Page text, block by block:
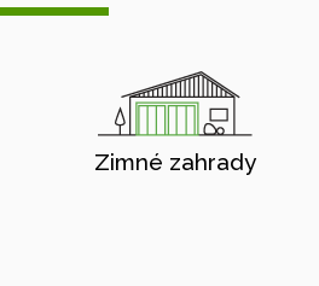
Zimné zahrady